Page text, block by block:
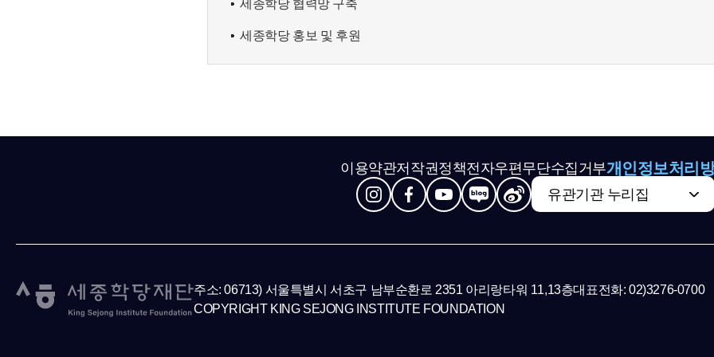
세종학당 협력망 구축
세종학당 홍보 및 후원
이용약관저작권정책전자우편무단수집거부개인정보처리
유관기관 누리집
주소: 06713) 서울특별시 서초구 남부순환로 2351 아리랑타워 11,13층대표전화: 02)3276-0700
COPYRIGHT KING SEJONG INSTITUTE FOUNDATION